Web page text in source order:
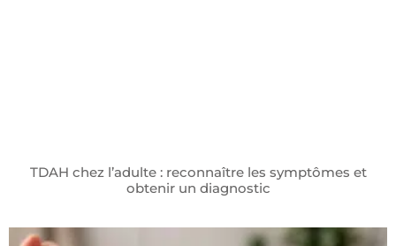
TDAH chez l’adulte : reconnaître les symptômes et
obtenir un diagnostic